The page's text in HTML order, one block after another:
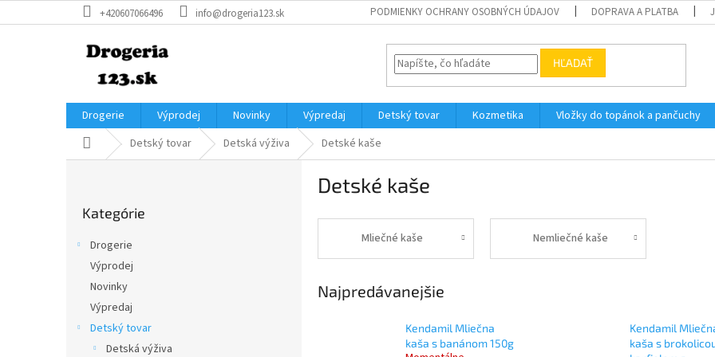
na
+420607066496 info@drogeria123.sk PODMIENKY OCHRANY OSOBNÝCH ÚDAJOV DOPRAVA A PLATBA
HĽADAŤ
Drogerie Výprodej Novinky Výpredaj Detský tovar Kozmetika Vložky do topánok a pančuchy
DomovDetský tovar Detská výživa Detské kaše
kategórie
Kategórie
Drogerie
Výprodej
Novinky
Výpredaj
Detský tovar
Detská výživa
Detské kaše
Mliečné kaše Nemliečné kaše
Najpredávanejšie
Kendamil Mliečna
kaša s banánom 150g
Kendamil
kaša s